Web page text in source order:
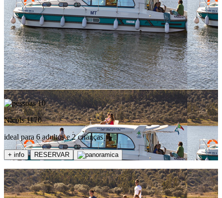
10
Nicols 1170
ideal para 6 adultos e 2 crianças
+ info RESERVAR